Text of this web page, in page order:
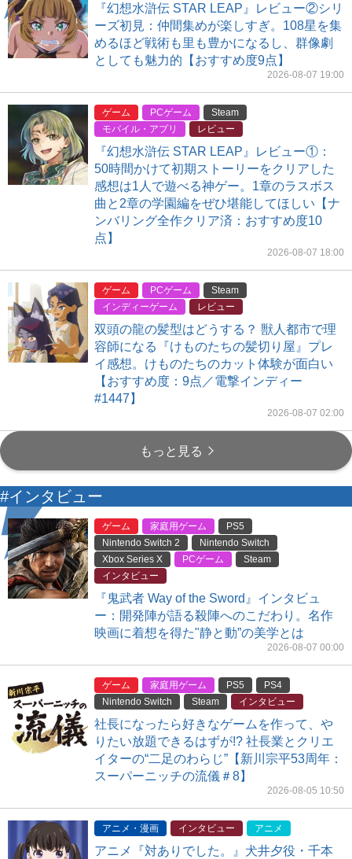
『幻想水滸伝 STAR LEAP』レビュー②シリ
ーズ初見：仲間集めが楽しすぎ。108星を集
めるほど戦術も里も豊かになるし、群像劇
としても魅力的【おすすめ度9点】
2026-08-07 19:00
ゲーム PCゲーム
Steam
モバイル・アプリ
レビュー
『幻想水滸伝 STAR LEAP』レビュー①：
50時間かけて初期ストーリーをクリアした
感想は1人で遊べる神ゲー。1章のラスボス
曲と2章の学園編をぜひ堪能してほしい【ナ
ンバリング全作クリア済：おすすめ度10
点】
2026-08-07 18:00
ゲーム PCゲーム
Steam
インディーゲーム
レビュー
双頭の龍の髪型はどうする？ 獣人都市で理
容師になる『けものたちの髪切り屋』プレ
イ感想。けものたちのカット体験が面白い
【おすすめ度：9点／電撃インディー
#1447】
2026-08-07 02:00
もっと見る
#インタビュー
ゲーム 家庭用ゲーム
PS5
Nintendo Switch 2
Nintendo Switch
Xbox Series X
PCゲーム
Steam
インタビュー
『鬼武者 Way of the Sword』インタビュ
ー：開発陣が語る殺陣へのこだわり。名作
映画に着想を得た"静と動”の美学とは
2026-08-07 00:00
ゲーム 家庭用ゲーム PS5
PS4
Nintendo Switch
Steam インタビュー
社長になったら好きなゲームを作って、や
りたい放題できるはずが!? 社長業とクリエ
イターの“二足のわらじ”【新川宗平53周年：
スーパーニッチの流儀＃8】
2026-08-05 10:50
アニメ・漫画 インタビュー アニメ
アニメ『対ありでした。』犬井夕役・千本